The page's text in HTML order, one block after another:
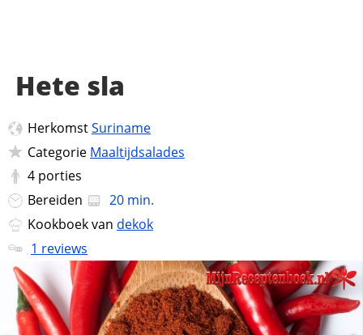
Hete sla
HerkomstSuriname
Categorie Maaltijdsalades
4 porties
Bereiden
20 min.
Kookboek van dekok
1 reviews